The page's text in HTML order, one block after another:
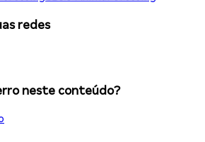
redes
neste conteúdo?